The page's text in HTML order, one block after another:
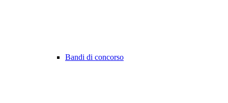
Bandi di concorso